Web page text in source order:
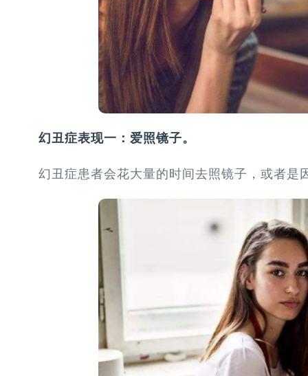
幻丑症表现一：爱照镜子。
幻丑症患者会花大量的时间去照镜子，或者是